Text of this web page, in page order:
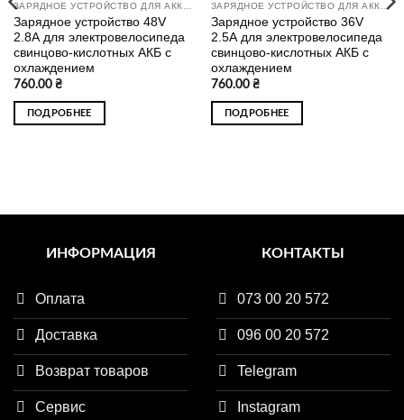
Зарядное устройство 48V
2.8А для электровелосипеда
свинцово-кислотных АКБ с
охлаждением
760.00 ₴
ПОДРОБНЕЕ
ЗАРЯДНОЕ УСТРОЙСТВО ДЛЯ АККУМУЛЯТОРОВ CC-CV
Зарядное устройство 36V
2.5А для электровелосипеда
свинцово-кислотных АКБ с
охлаждением
760.00 ₴
ПОДРОБНЕЕ
ИНФОРМАЦИЯ
Оплата
Доставка
Возврат товаров
Сервис
КОНТАКТЫ
073 00 20 572
096 00 20 572
Telegram
Instagram